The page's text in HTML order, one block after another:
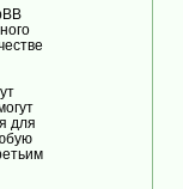
для